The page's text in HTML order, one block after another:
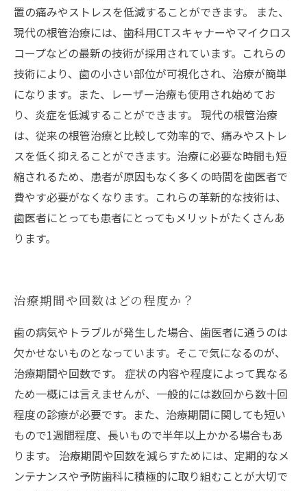
置の痛みやストレスを低減することができます。 また、
現代の根管治療には、歯科用CTスキャナーやマイクロス
コープなどの最新の技術が採用されています。これらの
技術により、歯の小さい部位が可視化され、治療が簡単
になります。また、レーザー治療も使用され始めてお
り、炎症を低減することができます。 現代の根管治療
は、従来の根管治療と比較して効率的で、痛みやストレ
スを低く抑えることができます。治療に必要な時間も短
縮されるため、患者が原因もなく多くの時間を歯医者で
費やす必要がなくなります。これらの革新的な技術は、
歯医者にとっても患者にとってもメリットがたくさんあ
ります。
治療期間や回数はどの程度か？
歯の病気やトラブルが発生した場合、歯医者に通うのは
欠かせないものとなっています。そこで気になるのが、
治療期間や回数です。 症状の内容や程度によって異なる
ため一概には言えませんが、一般的には数回から数十回
程度の診療が必要です。また、治療期間に関しても短い
もので1週間程度、長いもので半年以上かかる場合もあ
ります。 治療期間や回数を減らすためには、定期的なメ
ンテナンスや予防歯科に積極的に取り組むことが大切で